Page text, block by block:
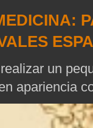
un
apariencia